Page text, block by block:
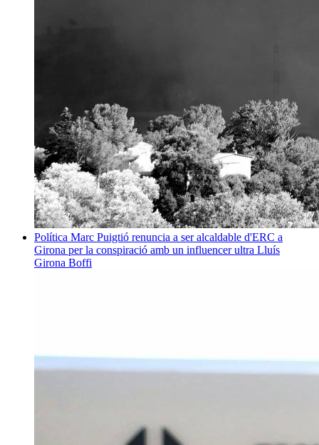
Política Marc Puigtió renuncia a ser alcaldable d'ERC a
Girona per la conspiració amb un influencer ultra Lluís
Girona Boffi